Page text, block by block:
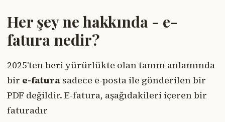
Her şey ne hakkında - e-
fatura nedir?
2025'ten beri yürürlükte olan tanım anlamında
bir e-fatura sadece e-posta ile gönderilen bir
PDF değildir. E-fatura, aşağıdakileri içeren bir
faturadır